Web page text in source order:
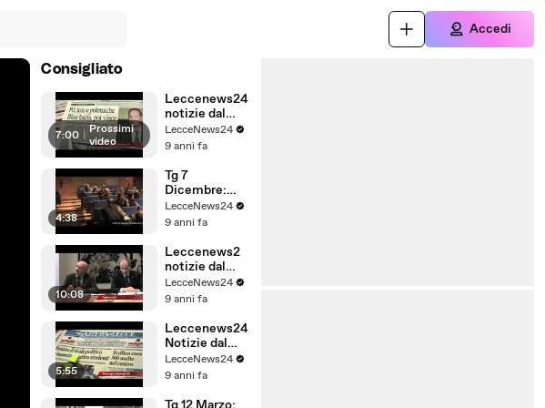
Accedi
Consigliato
7:00
Prossimi
video
Leccenews24
notizie dal
Salento in
tempo reale:
Stampa 09-01
LecceNews24
9 anni fa
4:38
Tg 7
Dicembre:
Leccenews24
politica,
sport,
l'informazione
24 ore
LecceNews24
9 anni fa
10:08
Leccenews2
notizie dal
Salento in
tempo reale:
LecceNews24
9 anni fa
5:55
Leccenews24
Notizie dal
Salento in
Tempo Reale:
Stampa 20
LecceNews24
9 anni fa